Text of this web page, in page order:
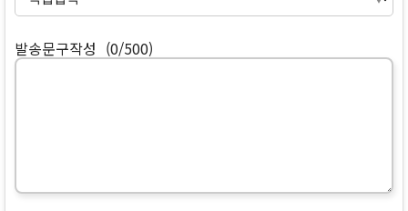
발송문구작성 (0/500)